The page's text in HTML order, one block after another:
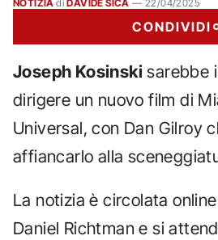
NOTIZIA di DAVIDE SICA —22/04/2025
CONDIVIDI
Joseph Kosinski sarebbe
dirigere un nuovo film di
Universal, con Dan Gilroy
affiancarlo alla
La notizia è circolata
Daniel Richtman e si